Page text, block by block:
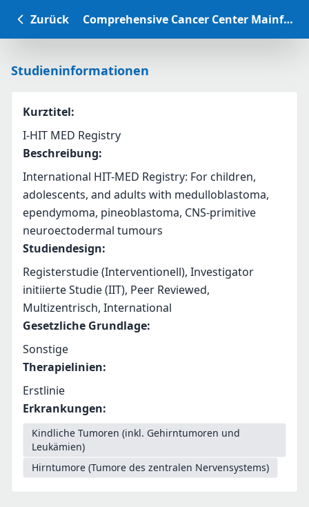
Zurück Comprehensive Cancer Center Mainfranken Studiendatenbank
Studieninformationen
Kurztitel:
I-HIT MED Registry
Beschreibung:
International HIT-MED Registry: For children,
adolescents, and adults with medulloblastoma,
ependymoma, pineoblastoma, CNS-primitive
neuroectodermal tumours
Studiendesign:
Registerstudie (Interventionell), Investigator
initiierte Studie (IIT), Peer Reviewed,
Multizentrisch, International
Gesetzliche Grundlage:
Sonstige
Therapielinien:
Erstlinie
Erkrankungen:
Kindliche Tumoren (inkl. Gehirntumoren und
Leukämien)
Hirntumore (Tumore des zentralen Nervensystems)